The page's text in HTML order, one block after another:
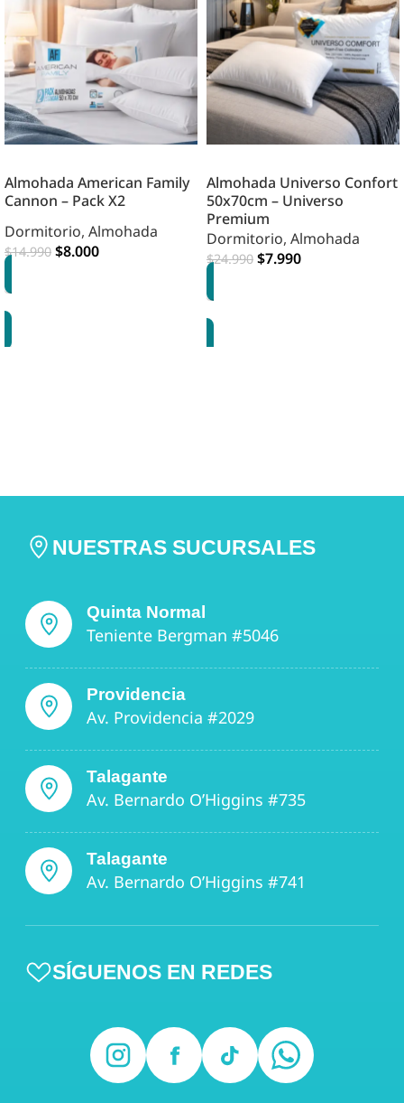
Almohada American Family
Cannon – Pack X2
Dormitorio, Almohada
$14.990 $8.000
Almohada Universo Confort
50x70cm – Universo
Premium
Dormitorio, Almohada
$24.990 $7.990
NUESTRAS SUCURSALES
Quinta Normal
Teniente Bergman #5046
Providencia
Av. Providencia #2029
Talagante
Av. Bernardo O’Higgins #735
Talagante
Av. Bernardo O’Higgins #741
SÍGUENOS EN REDES